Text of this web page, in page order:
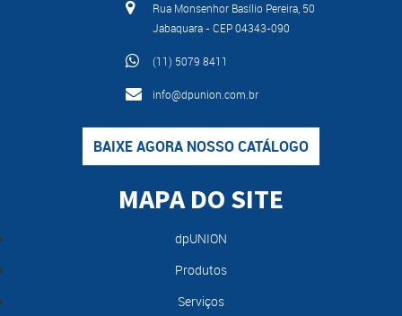
Rua Monsenhor Basílio Pereira, 50
Jabaquara - CEP 04343-090
(11) 5079 8411
info@dpunion.com.br
BAIXE AGORA NOSSO CATÁLOGO
MAPA DO SITE
dpUNION
Produtos
Serviços